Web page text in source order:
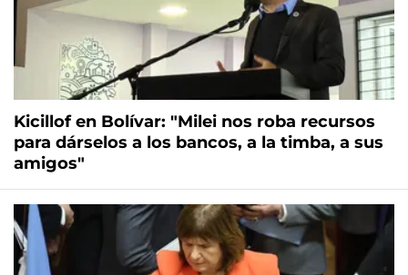
Kicillof en Bolívar: "Milei nos roba recursos
para dárselos a los bancos, a la timba, a sus
amigos"